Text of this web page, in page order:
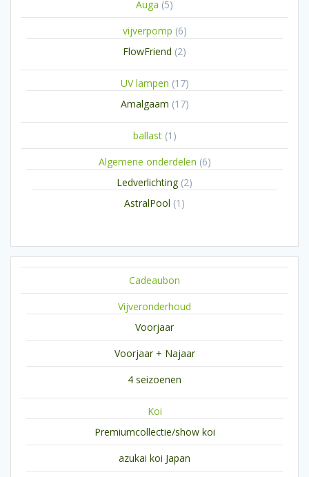
Auga 55
producten
vijverpomp 66
FlowFriend 22
UV lampen 1717
Amalgaam 1717
ballast 1 1
product
Algemene onderdelen 66
Ledverlichting 22
AstralPool 1 1
Cadeaubon
Vijveronderhoud
Voorjaar
Voorjaar + Najaar
4 seizoenen
Koi
Premiumcollectie/show koi
azukai koi Japan